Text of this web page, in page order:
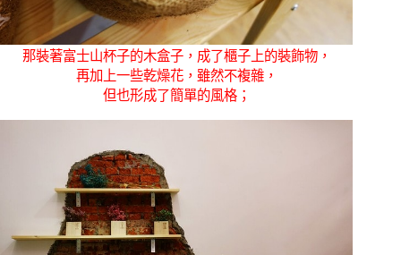
那裝著富士山杯子的木盒子，成了櫃子上的裝飾物，
再加上一些乾燥花，雖然不複雜，
但也形成了簡單的風格；